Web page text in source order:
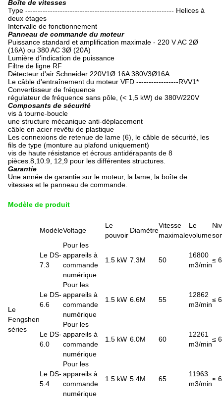
Boîte de vitesses
Type ------------------------------------------------------------ Helices à
deux étages
Intervalle de fonctionnement
Panneau de commande du moteur
Puissance standard et amplification maximale - 220 V AC 2Ø
(16A) ou 380 AC 3Ø (20A)
Lumière d'indication de puissance
Filtre de ligne RF
Détecteur d'air Schneider 220V1Ø 16A 380V3Ø16A
Le câble d'entraînement du moteur VFD -----------------RVV1*
Convertisseur de fréquence
régulateur de fréquence sans pôle, (< 1,5 kW) de 380V/220V
Composants de sécurité
vis à tourne-boucle
une structure mécanique anti-déplacement
câble en acier revêtu de plastique
Les connexions de retenue de lame (6), le câble de sécurité, les
fils de type (monture au plafond uniquement)
vis de haute résistance et écrous antidérapants de 8
pièces.8,10.9, 12,9 pour les différentes structures.
Garantie
Une année de garantie sur le moteur, la lame, la boîte de
vitesses et le panneau de commande.
Modèle de produit
ModèleVoltage
Le
pouvoir
Diamètre
Vitesse
maximale
Le
volume
Le
Fengshen
séries
Le DS-
7.3
Pour les
appareils à
commande
numérique
1.5 kW 7.3M 50
16800
m3/min
≤
Le DS-
6.6
Pour les
appareils à
commande
numérique
1.5 kW 6.6M 55
12862
m3/min
≤
Le DS-
6.0
Pour les
appareils à
commande
numérique
1.5 kW 6.0M 60
12261
m3/min
≤
Le DS-
5.4
Pour les
appareils à
commande
numérique
1.5 kW 5.4M 65
11963
m3/min
≤